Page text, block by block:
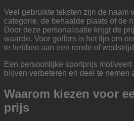
Veel gebruikte teksten zijn de naam
categorie, de behaalde plaats of de
Door deze personalisatie krijgt de
waarde. Voor golfers is het fijn om
te hebben aan een ronde of
Een persoonlijke sportprijs
blijven verbeteren en deel te nemen
Waarom kiezen voor
prijs